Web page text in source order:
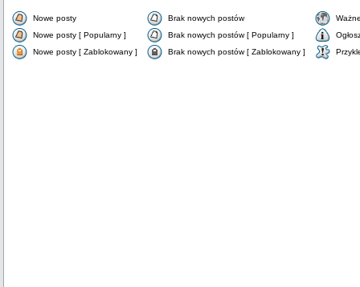
Nowe posty Brak nowych postów
Nowe posty [ Popularny ]
Brak nowych postów [ Popularny ]
Nowe posty [ Zablokowany ]
Brak nowych postów [ Zablokowany ]